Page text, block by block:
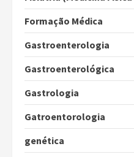
Formação Médica
Gastroenterologia
Gastroenterológica
Gastrologia
Gatroentorologia
genética